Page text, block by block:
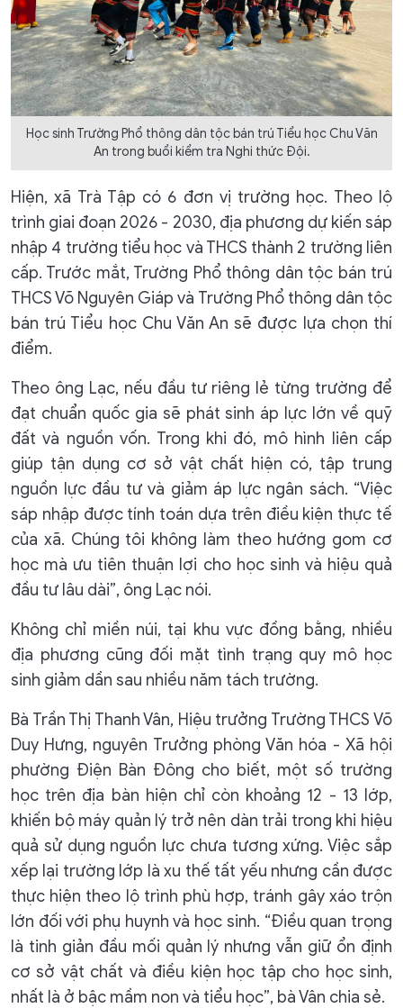
Học sinh Trường Phổ thông dân tộc bán trú Tiểu học Chu Văn
An trong buổi kiểm tra Nghi thức Đội.
Hiện, xã Trà Tập có 6 đơn vị trường học. Theo lộ
trình giai đoạn 2026 - 2030, địa phương dự kiến sáp
nhập 4 trường tiểu học và THCS thành 2 trường liên
cấp. Trước mắt, Trường Phổ thông dân tộc bán trú
THCS Võ Nguyên Giáp và Trường Phổ thông dân tộc
bán trú Tiểu học Chu Văn An sẽ được lựa chọn thí
điểm.
Theo ông Lạc, nếu đầu tư riêng lẻ từng trường để
đạt chuẩn quốc gia sẽ phát sinh áp lực lớn về quỹ
đất và nguồn vốn. Trong khi đó, mô hình liên cấp
giúp tận dụng cơ sở vật chất hiện có, tập trung
nguồn lực đầu tư và giảm áp lực ngân sách. “Việc
sáp nhập được tính toán dựa trên điều kiện thực tế
của xã. Chúng tôi không làm theo hướng gom cơ
học mà ưu tiên thuận lợi cho học sinh và hiệu quả
đầu tư lâu dài”, ông Lạc nói.
Không chỉ miền núi, tại khu vực đồng bằng, nhiều
địa phương cũng đối mặt tình trạng quy mô học
sinh giảm dần sau nhiều năm tách trường.
Bà Trần Thị Thanh Vân, Hiệu trưởng Trường THCS Võ
Duy Hưng, nguyên Trưởng phòng Văn hóa - Xã hội
phường Điện Bàn Đông cho biết, một số trường
học trên địa bàn hiện chỉ còn khoảng 12 - 13 lớp,
khiến bộ máy quản lý trở nên dàn trải trong khi hiệu
quả sử dụng nguồn lực chưa tương xứng. Việc sắp
xếp lại trường lớp là xu thế tất yếu nhưng cần được
thực hiện theo lộ trình phù hợp, tránh gây xáo trộn
lớn đối với phụ huynh và học sinh. “Điều quan trọng
là tinh giản đầu mối quản lý nhưng vẫn giữ ổn định
cơ sở vật chất và điều kiện học tập cho học sinh,
nhất là ở bậc mầm non và tiểu học”, bà Vân chia sẻ.